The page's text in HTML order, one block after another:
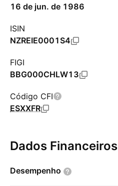
16 de jun. de 1986
ISIN
NZREIE0001S4
FIGI
BBG000CHLW13
Código CFI
ESXXFR
Dados Financeiros
Desempenho